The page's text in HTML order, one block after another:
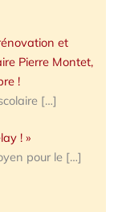
et
Pierre Montet,
!
[…]
! »
pour le […]